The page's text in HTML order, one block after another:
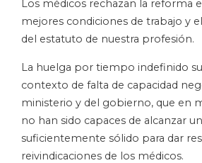
Los médicos rechazan la reforma
mejores condiciones de trabajo y
del estatuto de nuestra profesión.
La huelga por tiempo indefinido
contexto de falta de capacidad
ministerio y del gobierno, que en
no han sido capaces de alcanzar
suficientemente sólido para dar
reivindicaciones de los médicos.